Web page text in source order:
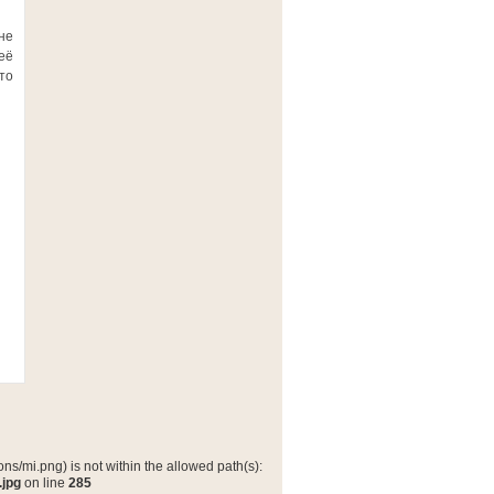
mi.png) is not within the allowed path(s):
on line 285